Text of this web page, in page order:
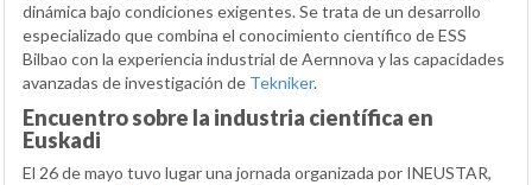
dinámica bajo condiciones exigentes. Se trata de un desarrollo
especializado que combina el conocimiento científico de ESS
Bilbao con la experiencia industrial de Aernnova y las capacidades
avanzadas de investigación de Tekniker.
Encuentro sobre la industria científica en
Euskadi
El 26 de mayo tuvo lugar una jornada organizada por INEUSTAR,